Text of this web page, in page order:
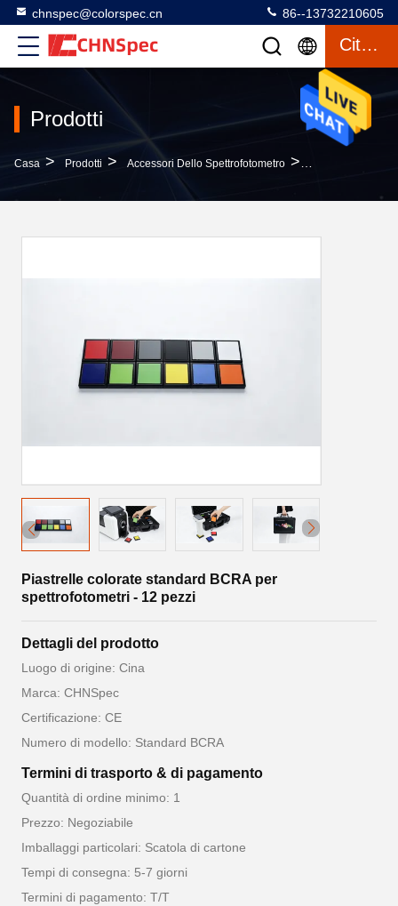
chnspec@colorspec.cn 86--13732210605
Citazione
Prodotti
Casa > Prodotti > Accessori Dello Spettrofotometro >
Piastrelle colorate standard BCRA per
spettrofotometri - 12 pezzi
Dettagli del prodotto
Luogo di origine: Cina
Marca: CHNSpec
Certificazione: CE
Numero di modello: Standard BCRA
Termini di trasporto & di pagamento
Quantità di ordine minimo: 1
Prezzo: Negoziabile
Imballaggi particolari: Scatola di cartone
Tempi di consegna: 5-7 giorni
Termini di pagamento: T/T